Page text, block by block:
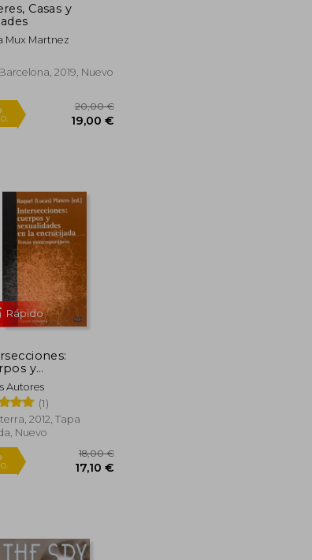
€
€
Casas y
Mux Martnez
2019, Nuevo
5%
dcto.
y
en la
Autores
(1)
2012, Tapa
Nuevo